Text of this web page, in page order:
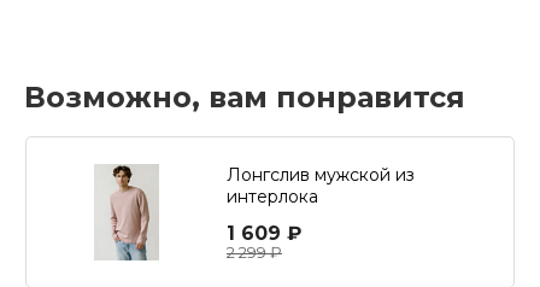
Возможно, вам понравится
Лонгслив мужской из
интерлока
1 609 ₽
2 299 ₽